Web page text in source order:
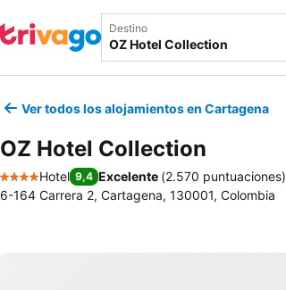
Destino
Ver todos los alojamientos en Cartagena
OZ Hotel Collection
4 Estrellas
Hotel 9,4 Excelente (2.570 puntuaciones)
6-164 Carrera 2, Cartagena, 130001, Colombia